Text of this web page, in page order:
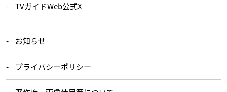
TVガイドWeb公式X
お知らせ
プライバシーポリシー